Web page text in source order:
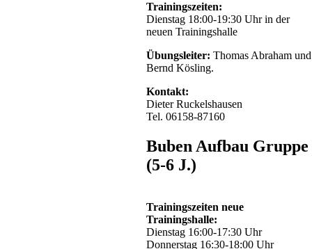
Trainingszeiten:
Dienstag 18:00-19:30 Uhr in der
neuen Trainingshalle
Übungsleiter: Thomas Abraham und
Bernd Kösling.
Kontakt:
Dieter Ruckelshausen
Tel. 06158-87160
Buben Aufbau Gruppe
(5-6 J.)
Trainingszeiten neue
Trainingshalle:
Dienstag 16:00-17:30 Uhr
Donnerstag 16:30-18:00 Uhr